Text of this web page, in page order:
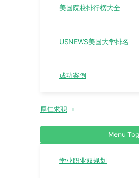
美国院校排行榜大全
USNEWS美国大学排名
成功案例
厚仁求职
Menu
学业职业双规划